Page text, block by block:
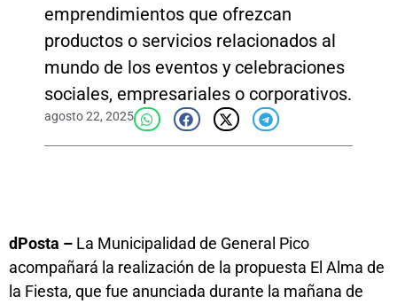
emprendimientos que ofrezcan
productos o servicios relacionados al
mundo de los eventos y celebraciones
sociales, empresariales o corporativos.
agosto 22, 2025
dPosta – La Municipalidad de General Pico
acompañará la realización de la propuesta El Alma de
la Fiesta, que fue anunciada durante la mañana de